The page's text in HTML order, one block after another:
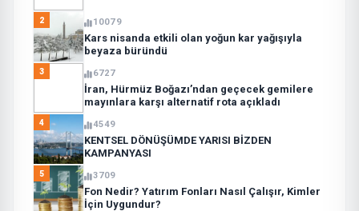
2 10079
Kars nisanda etkili olan yoğun kar yağışıyla
beyaza büründü
3 6727
İran, Hürmüz Boğazı’ndan geçecek gemilere
mayınlara karşı alternatif rota açıkladı
4 4549
KENTSEL DÖNÜŞÜMDE YARISI BİZDEN
KAMPANYASI
5 3709
Fon Nedir? Yatırım Fonları Nasıl Çalışır, Kimler
İçin Uygundur?